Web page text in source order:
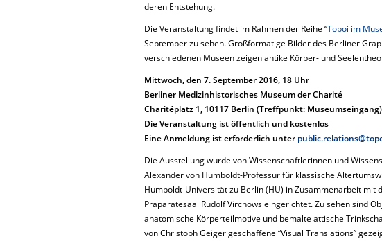
deren Entstehung.
Die Veranstaltung findet im Rahmen der Reihe “Topoi im
September zu sehen. Großformatige Bilder des Berliner
verschiedenen Museen zeigen antike Körper- und
Mittwoch, den 7. September 2016, 18 Uhr
Berliner Medizinhistorisches Museum der Charité
Charitéplatz 1, 10117 Berlin (Treffpunkt: Museumseingang)
Die Veranstaltung ist öffentlich und kostenlos
Eine Anmeldung ist erforderlich unter
Die Ausstellung wurde von Wissenschaftlerinnen und
Alexander von Humboldt-Professur für klassische
Humboldt-Universität zu Berlin (HU) in Zusammenarbeit mit
Präparatesaal Rudolf Virchows eingerichtet. Zu sehen sind
anatomische Körperteilmotive und bemalte attische
von Christoph Geiger geschaffene “Visual Translations”